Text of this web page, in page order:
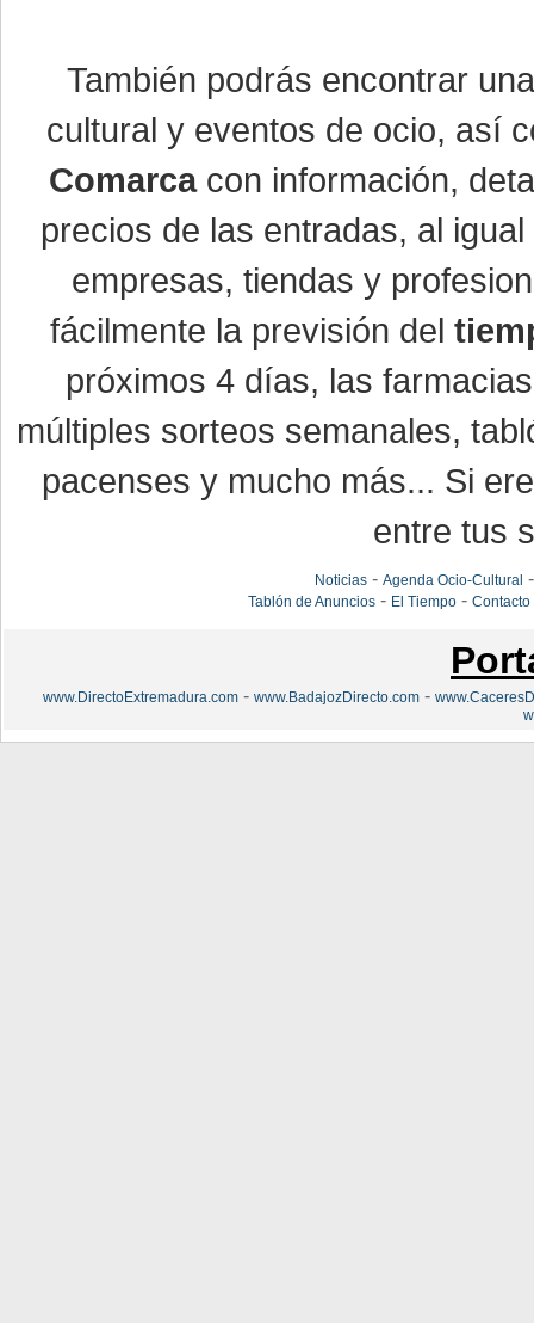
También podrás encontrar
cultural y eventos de ocio, así
Comarcacon información,
precios de las entradas, al
empresas, tiendas y
fácilmente la previsión del
próximos 4 días, las
múltiples sorteos semanales,
pacenses y mucho más... Si
entre tus
Noticias- Agenda Ocio-Cultural
Tablón de Anuncios- El Tiempo- Contacto
www.DirectoExtremadura.com - www.BadajozDirecto.com -